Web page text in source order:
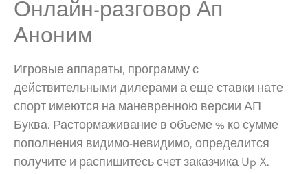
Онлайн-разговор Ап
Аноним
Игровые аппараты, программу с
действительными дилерами а еще ставки нате
спорт имеются на маневренною версии АП
Буква. Растормаживание в объеме % ко сумме
пополнения видимо-невидимо, определится
получите и распишитесь счет заказчика Up X.